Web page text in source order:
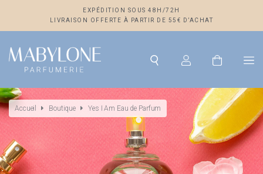
EXPÉDITION SOUS 48H/72H
LIVRAISON OFFERTE À PARTIR DE 55€ D’ACHAT
Accueil Boutique Yes I Am Eau de Parfum